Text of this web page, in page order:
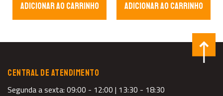
ADICIONAR AO CARRINHO ADICIONAR AO CARRINHO
CENTRAL DE ATENDIMENTO
Segunda a sexta: 09:00 - 12:00 | 13:30 - 18:30